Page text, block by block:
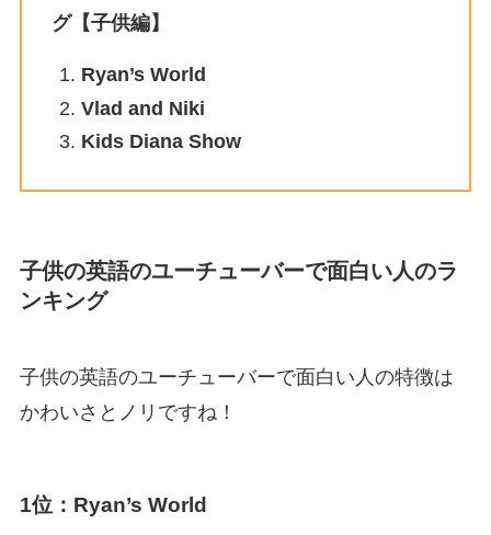
グ【子供編】
Ryan’s World
Vlad and Niki
Kids Diana Show
子供の英語のユーチューバーで面白い人のラ
ンキング
子供の英語のユーチューバーで面白い人の特徴は
かわいさとノリですね！
1位：Ryan’s World